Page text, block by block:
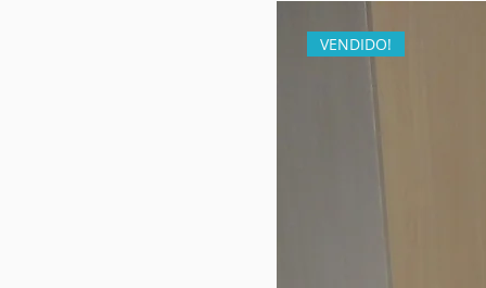
VENDIDO!